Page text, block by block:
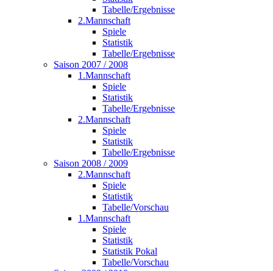
Tabelle/Ergebnisse
2.Mannschaft
Spiele
Statistik
Tabelle/Ergebnisse
Saison 2007 / 2008
1.Mannschaft
Spiele
Statistik
Tabelle/Ergebnisse
2.Mannschaft
Spiele
Statistik
Tabelle/Ergebnisse
Saison 2008 / 2009
2.Mannschaft
Spiele
Statistik
Tabelle/Vorschau
1.Mannschaft
Spiele
Statistik
Statistik Pokal
Tabelle/Vorschau